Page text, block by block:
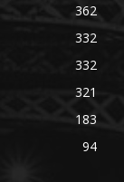
362
332
332
321
183
94